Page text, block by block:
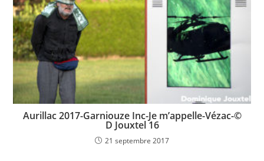
Aurillac 2017-Garniouze Inc-Je m’appelle-Vézac-©
D Jouxtel 16
21 septembre 2017